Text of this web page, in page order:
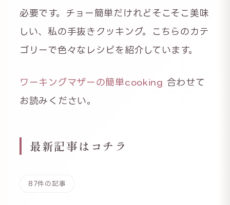
必要です。チョー簡単だけれどそこそこ美味
しい、私の手抜きクッキング。こちらのカテ
ゴリーで色々なレシピを紹介しています。
ワーキングマザーの簡単cooking 合わせて
お読みください。
最新記事はコチラ
87件の記事